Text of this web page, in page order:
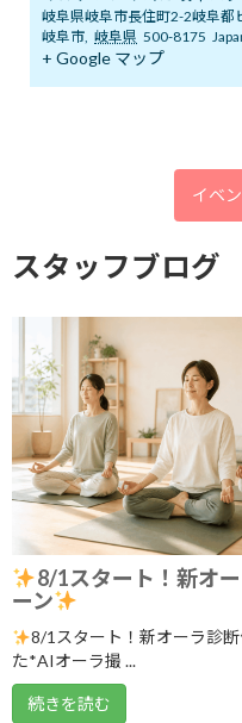
2025年12月
2025年11月
2025年6月
2025年4月
2025年3月
2025年2月
2025年1月
2024年12月
2024年11月
2024年10月
2024年9月
2024年8月
岐阜県岐阜市長住町2-2岐阜都
岐阜市, 岐阜県 500-8175
+ Google マップ
イベ
スタッフブログ
8/1スタート！新オ
ーン
8/1スタート！新オーラ診
た*AIオーラ撮 ...
続きを読む